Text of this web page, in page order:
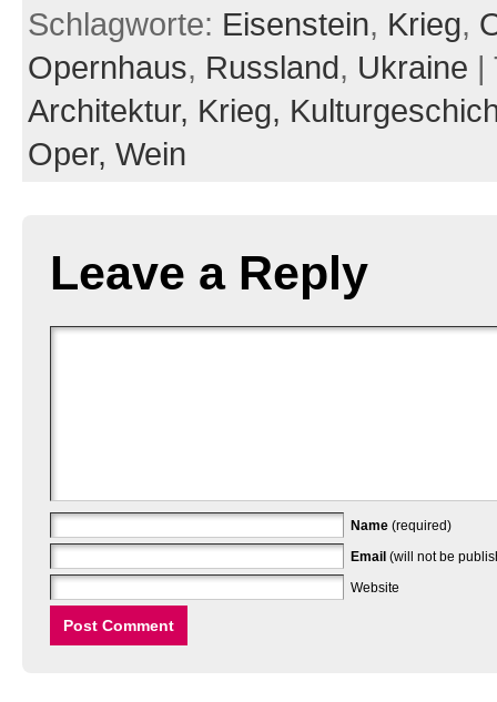
Schlagworte: Eisenstein, Krieg,
Opernhaus, Russland, Ukraine |
Architektur, Krieg,
Oper, Wein
Leave a Reply
Name (required)
Email (will not be
Website